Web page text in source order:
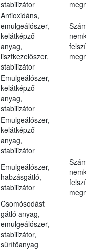
stabilizátor
Antioxidáns,
emulgeálószer,
kelátképző
anyag,
lisztkezelőszer,
stabilizátor
Emulgeálószer,
kelátképző
anyag,
stabilizátor
Emulgeálószer,
kelátképző
anyag,
stabilizátor
Emulgeálószer,
habzásgátló,
stabilizátor
Csomósodást
gátló anyag,
emulgeálószer,
stabilizátor,
sűrítőanyag